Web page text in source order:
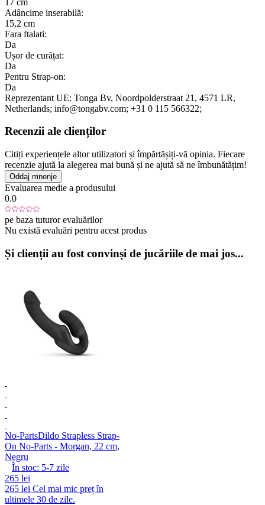
Adâncime inserabilă:
15,2 cm
Fara ftalati:
Da
Ușor de curățat:
Da
Pentru Strap-on:
Da
Reprezentant UE: Tonga Bv, Noordpolderstraat 21 , 4571 LR,
Netherlands; info@tongabv.com; +31 0 115 566322;
Recenzii ale clienților
Citiți experiențele altor utilizatori și împărtășiți-vă opinia. Fiecare
recenzie ajută la alegerea mai bună și ne ajută să ne îmbunătățim!
Oddaj mnenje
Evaluarea medie a produsului
0.0
pe baza tuturor evaluărilor
Nu există evaluări pentru acest produs
Și clienții au fost convinși de jucăriile de mai jos...
No-PartsDildo Strapless Strap-
On No-Parts - Morgan, 22 cm,
Negru
În stoc: 5-7 zile
265 lei
265 lei Cel mai mic preț în
ultimele 30 de zile.